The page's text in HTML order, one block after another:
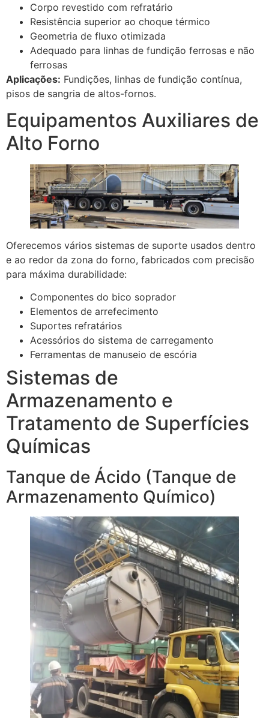
Corpo revestido com refratário
Resistência superior ao choque térmico
Geometria de fluxo otimizada
Adequado para linhas de fundição ferrosas e não
ferrosas
Aplicações: Fundições, linhas de fundição contínua,
pisos de sangria de altos-fornos.
Equipamentos Auxiliares de
Alto Forno
Oferecemos vários sistemas de suporte usados dentro
e ao redor da zona do forno, fabricados com precisão
para máxima durabilidade:
Componentes do bico soprador
Elementos de arrefecimento
Suportes refratários
Acessórios do sistema de carregamento
Ferramentas de manuseio de escória
Sistemas de
Armazenamento e
Tratamento de Superfícies
Químicas
Tanque de Ácido (Tanque de
Armazenamento Químico)